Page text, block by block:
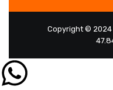
Copyright © 2024